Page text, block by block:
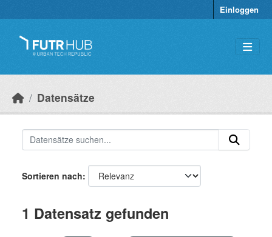
Einloggen
Datensätze
Sortieren nach
1 Datensatz gefunden